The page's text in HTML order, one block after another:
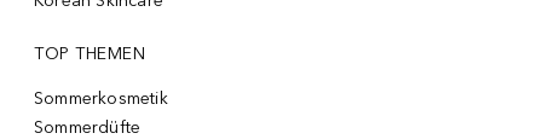
TOP THEMEN
Sommerkosmetik
Sommerdüfte